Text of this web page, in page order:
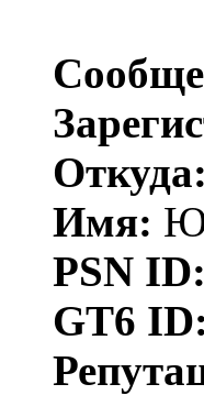
Откуда:
Имя:
PSN ID:
GT6 ID: